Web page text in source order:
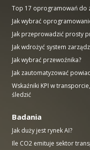
Top 17 oprogramowań do
Jak wybrać
Jak przeprowadzić prosty
Jak wdrożyć system
Jak wybrać przewoźnika?
Jak zautomatyzować
Wskaźniki KPI w
śledzić
Badania
Jak duży jest rynek AI?
Ile CO2 emituje sektor